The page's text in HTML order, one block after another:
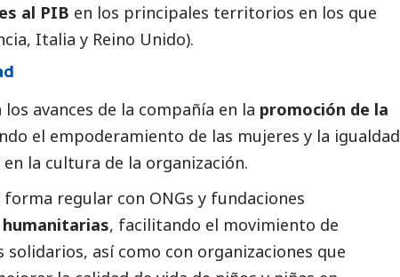
al PIB en los principales territorios en los que
Italia y Reino Unido).
los avances de la compañía en la promoción de la
el empoderamiento de las mujeres y la igualdad
la cultura de la organización.
regular con ONGs y fundaciones
, facilitando el movimiento de
así como con organizaciones que